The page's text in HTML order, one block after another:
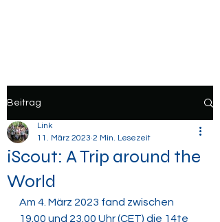
Beitrag
iScout: A Trip around the
World
Link
11. März 2023 2 Min. Lesezeit
Am 4. März 2023 fand zwischen
19.00 und 23.00 Uhr (CET) die 14te